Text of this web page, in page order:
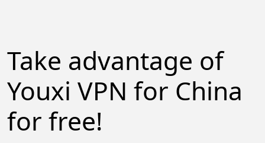
Take advantage of
Youxi VPN for China
for free!